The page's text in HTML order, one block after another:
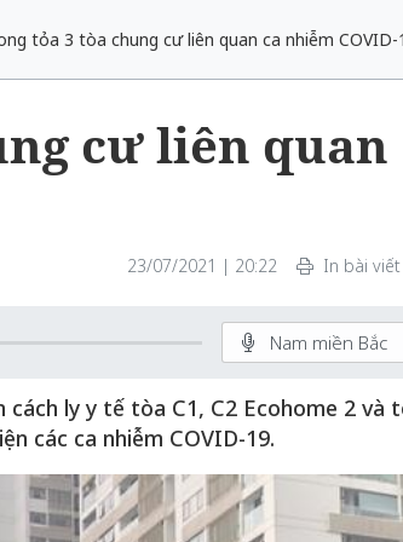
tỏa 3 tòa chung cư liên quan ca nhiễm COVID-
cư liên quan
23/07/2021 | 20:22 In bài viết
Nam miền Bắc
ly y tế tòa C1, C2 Ecohome 2 và
các ca nhiễm COVID-19.